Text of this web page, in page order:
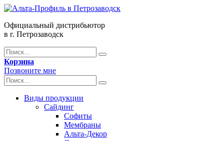
Официальный дистрибьютор
в г. Петрозаводск
Корзина
Позвоните мне
Виды продукции
Сайдинг
Софиты
Мембраны
Альта-Декор